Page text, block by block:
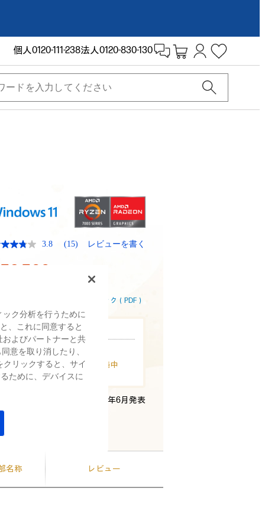
個人0120-111-238法人0120-830-130
3.8
レ
同
じ
ペ
ー
ジ
の
リ
ン
(15) レビューを書く
（税込）～
詳細スペック（PDF）
情報
が10%オフ！
手数料0%キャンペーン実施中
2023年6月発表
名称 レビュー
ク分析を行うために
、これに同意すると
よびパートナーと共
意を取り消したり、
クリックすると、サイ
ために、デバイスに